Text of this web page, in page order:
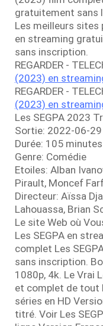
gratuitement sans
Les meilleurs sites
en streaming
sans inscription.
REGARDER -
(2023) en
REGARDER -
(2023) en
Les SEGPA 2023
Sortie: 2022-06-29
Durée: 105 minutes
Genre: Comédie
Etoiles: Alban
Pirault, Moncef
Directeur: Aïssa
Lahouassa, Brian
Le site Web où
Les SEGPA en
complet Les
sans inscription.
1080p, 4k. Le Vrai
et complet de tout
séries en HD
titré. Voir Les